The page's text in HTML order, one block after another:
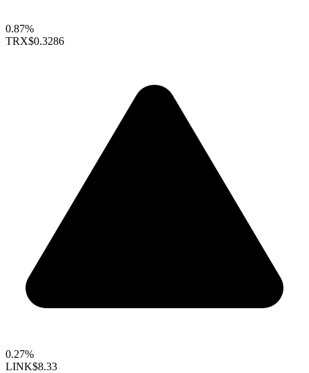
0.87%
TRX$0.3286
0.27%
LINK$8.33